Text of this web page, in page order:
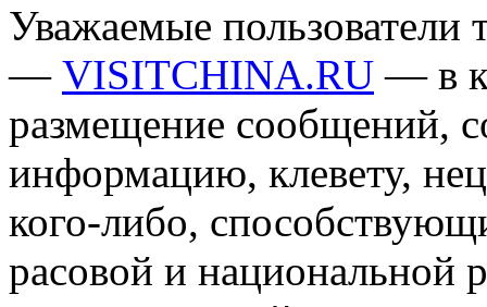
Уважаемые пользователи
— VISITCHINA.RU — в
размещение сообщений,
информацию, клевету,
кого-либо,
расовой и национальной